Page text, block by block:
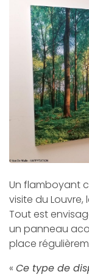
Un flamboyant
visite du
Tout est
un panneau
place
« Ce type de